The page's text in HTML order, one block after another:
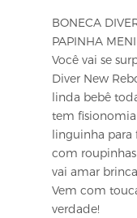
BONECA
PAPINHA
Você vai se
Diver New
linda bebê
tem
linguinha para
com
vai amar
Vem com
verdade!